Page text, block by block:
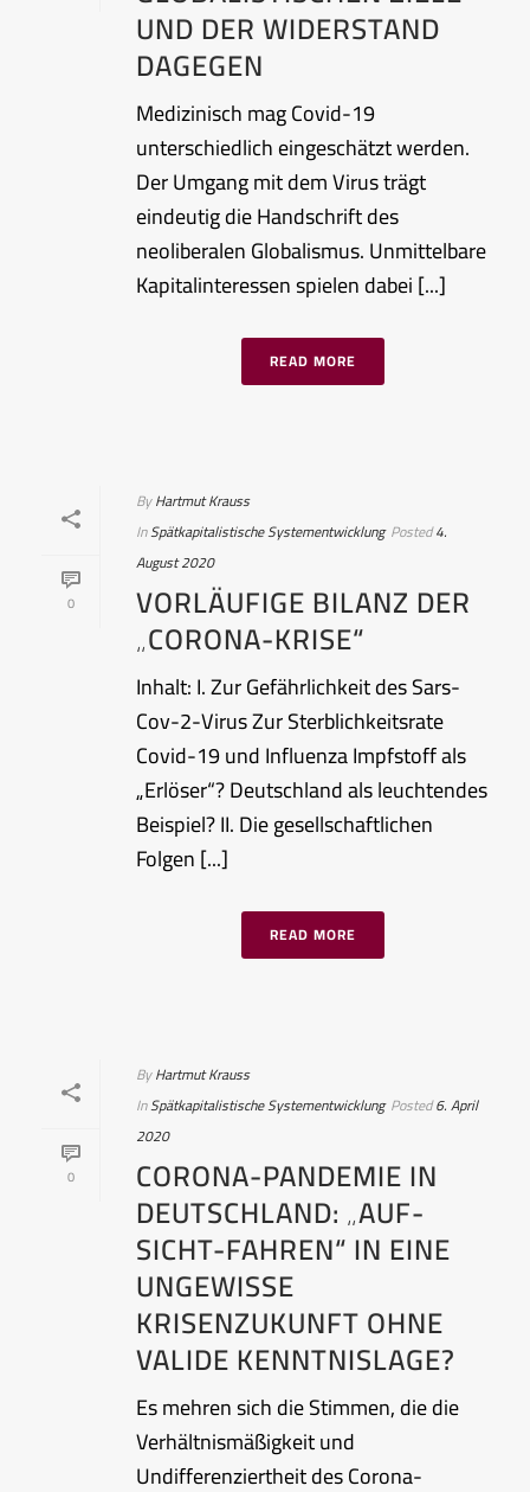
UND DER WIDERSTAND
DAGEGEN
Medizinisch mag Covid-19
unterschiedlich eingeschätzt werden.
Der Umgang mit dem Virus trägt
eindeutig die Handschrift des
neoliberalen Globalismus. Unmittelbare
Kapitalinteressen spielen dabei [...]
READ MORE
0
ByHartmut Krauss
InSpätkapitalistische Systementwicklung Posted4.
August 2020
VORLÄUFIGE BILANZ DER
„CORONA-KRISE“
Inhalt: I. Zur Gefährlichkeit des Sars-
Cov-2-Virus Zur Sterblichkeitsrate
Covid-19 und Influenza Impfstoff als
„Erlöser“? Deutschland als leuchtendes
Beispiel? II. Die gesellschaftlichen
Folgen [...]
READ MORE
0
ByHartmut Krauss
InSpätkapitalistische Systementwicklung Posted6. April
2020
CORONA-PANDEMIE IN
DEUTSCHLAND: „AUF-
SICHT-FAHREN“ IN EINE
UNGEWISSE
KRISENZUKUNFT OHNE
VALIDE KENNTNISLAGE?
Es mehren sich die Stimmen, die die
Verhältnismäßigkeit und
Undifferenziertheit des Corona-